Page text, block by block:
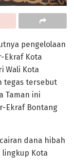
pengelolaan
Ekraf Kota
Wali Kota
tegas tersebut
Taman ini
Ekraf Bontang
dana hibah
Kota